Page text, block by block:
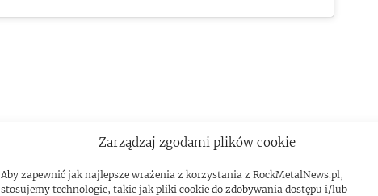
Zarządzaj zgodami plików cookie
Aby zapewnić jak najlepsze wrażenia z korzystania z RockMetalNews.pl,
stosujemy technologie, takie jak pliki cookie do zdobywania dostępu i/lub